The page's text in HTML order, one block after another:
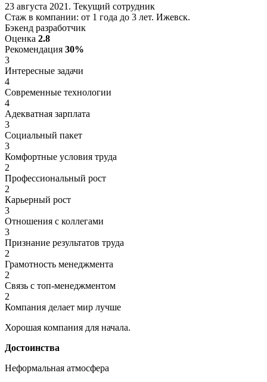
23 августа 2021. Текущий сотрудник
Стаж в компании: от 1 года до 3 лет. Ижевск.
Бэкенд разработчик
Оценка 2.8
Рекомендация 30%
3
Интересные задачи
4
Современные технологии
4
Адекватная зарплата
3
Социальный пакет
3
Комфортные условия труда
2
Профессиональный рост
2
Карьерный рост
3
Отношения с коллегами
3
Признание результатов труда
2
Грамотность менеджмента
2
Связь с топ-менеджментом
2
Компания делает мир лучше
Хорошая компания для начала.
Достоинства
Неформальная атмосфера